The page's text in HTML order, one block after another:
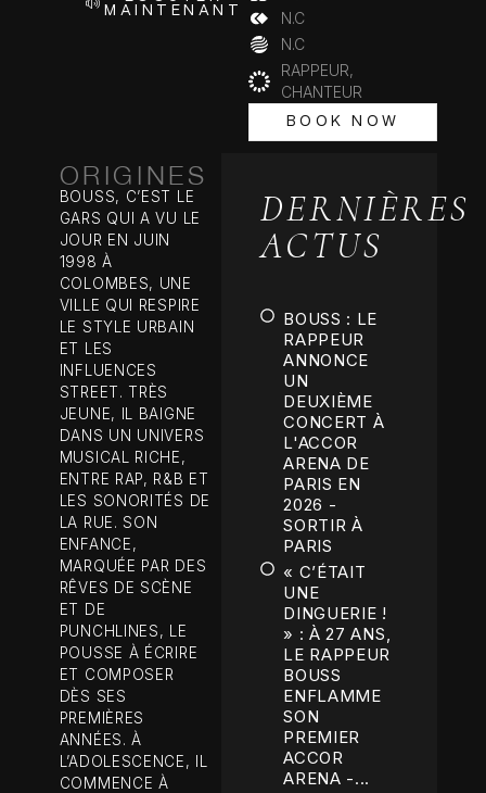
MAINTENANT
N.C
N.C
RAPPEUR,
CHANTEUR
BOOK NOW
ORIGINES
BOUSS, C’EST LE
GARS QUI A VU LE
JOUR EN JUIN
1998 À
COLOMBES, UNE
VILLE QUI RESPIRE
LE STYLE URBAIN
ET LES
INFLUENCES
STREET. TRÈS
JEUNE, IL BAIGNE
DANS UN UNIVERS
MUSICAL RICHE,
ENTRE RAP, R&B ET
LES SONORITÉS DE
LA RUE. SON
ENFANCE,
MARQUÉE PAR DES
RÊVES DE SCÈNE
ET DE
PUNCHLINES, LE
POUSSE À ÉCRIRE
ET COMPOSER
DÈS SES
PREMIÈRES
ANNÉES. À
L’ADOLESCENCE, IL
COMMENCE À
DERNIÈRES
ACTUS
BOUSS : LE
RAPPEUR
ANNONCE
UN
DEUXIÈME
CONCERT À
L'ACCOR
ARENA DE
PARIS EN
2026 -
SORTIR À
PARIS
« C’ÉTAIT
UNE
DINGUERIE !
» : À 27 ANS,
LE RAPPEUR
BOUSS
ENFLAMME
SON
PREMIER
ACCOR
ARENA -...